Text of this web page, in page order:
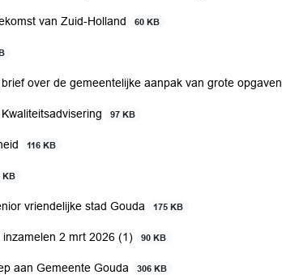
van Zuid-Holland 60 KB
over de gemeentelijke aanpak van grote opgaven
97 KB
116 KB
KB
vriendelijke stad Gouda 175 KB
2 mrt 2026 (1) 90 KB
aan Gemeente Gouda 306 KB